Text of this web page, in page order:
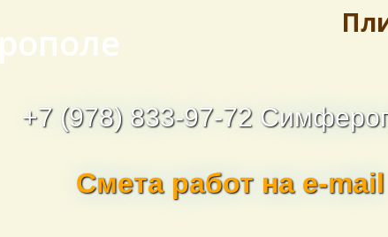
+7 (978) 833-97-72
Смета работ на e-mail